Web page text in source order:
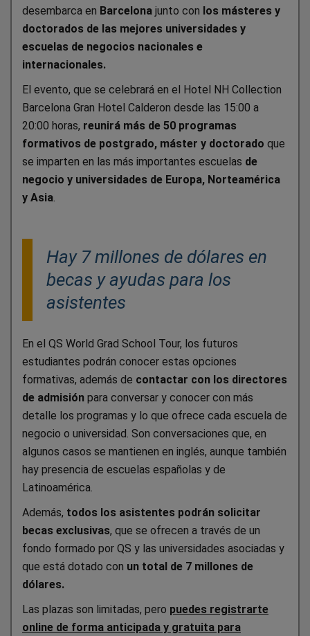
desembarca en Barcelona junto con los másteres y
doctorados de las mejores universidades y
escuelas de negocios nacionales e
internacionales.
El evento, que se celebrará en el Hotel NH Collection
Barcelona Gran Hotel Calderon desde las 15:00 a
20:00 horas, reunirá más de 50 programas
formativos de postgrado, máster y doctorado que
se imparten en las más importantes escuelas de
negocio y universidades de Europa, Norteamérica
y Asia
Hay 7 millones de dólares en
becas y ayudas para los
asistentes
En el QS World Grad School Tour, los futuros
estudiantes podrán conocer estas opciones
formativas, además de contactar con los directores
de admisión para conversar y conocer con más
detalle los programas y lo que ofrece cada escuela de
negocio o universidad. Son conversaciones que, en
algunos casos se mantienen en inglés, aunque también
hay presencia de escuelas españolas y de
Latinoamérica.
Además, todos los asistentes podrán solicitar
becas exclusivas, que se ofrecen a través de un
fondo formado por QS y las universidades asociadas y
que está dotado con un total de 7 millones de
dólares.
Las plazas son limitadas, pero puedes registrarte
online de forma anticipada y gratuita para